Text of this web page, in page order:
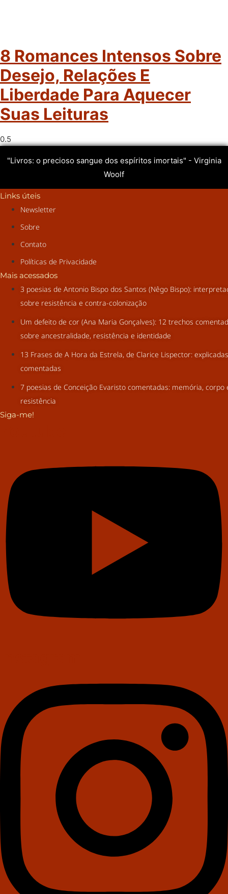
8 Romances Intensos Sobre
Desejo, Relações E
Liberdade Para Aquecer
Suas Leituras
"Livros: o precioso sangue dos espíritos imortais" - Virginia
Woolf
Links úteis
Newsletter
Sobre
Contato
Políticas de Privacidade
Mais acessados
3 poesias de Antonio Bispo dos Santos (Nêgo Bispo):
sobre resistência e contra-colonização
Um defeito de cor (Ana Maria Gonçalves): 12 trechos
sobre ancestralidade, resistência e identidade
13 Frases de A Hora da Estrela, de Clarice Lispector:
comentadas
7 poesias de Conceição Evaristo comentadas: memória, corpo
resistência
Siga-me!